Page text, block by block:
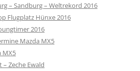
– Sandburg – Weltrekord 2016
Flugplatz Hünxe 2016
2016
Mazda MX5
MX5
Zeche Ewald